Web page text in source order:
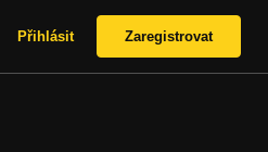
Přihlásit Zaregistrovat